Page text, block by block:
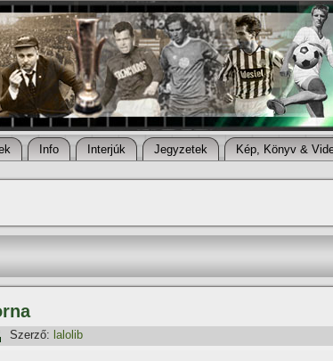
Info Interjúk Jegyzetek Kép, Könyv &
Szerző: lalolib